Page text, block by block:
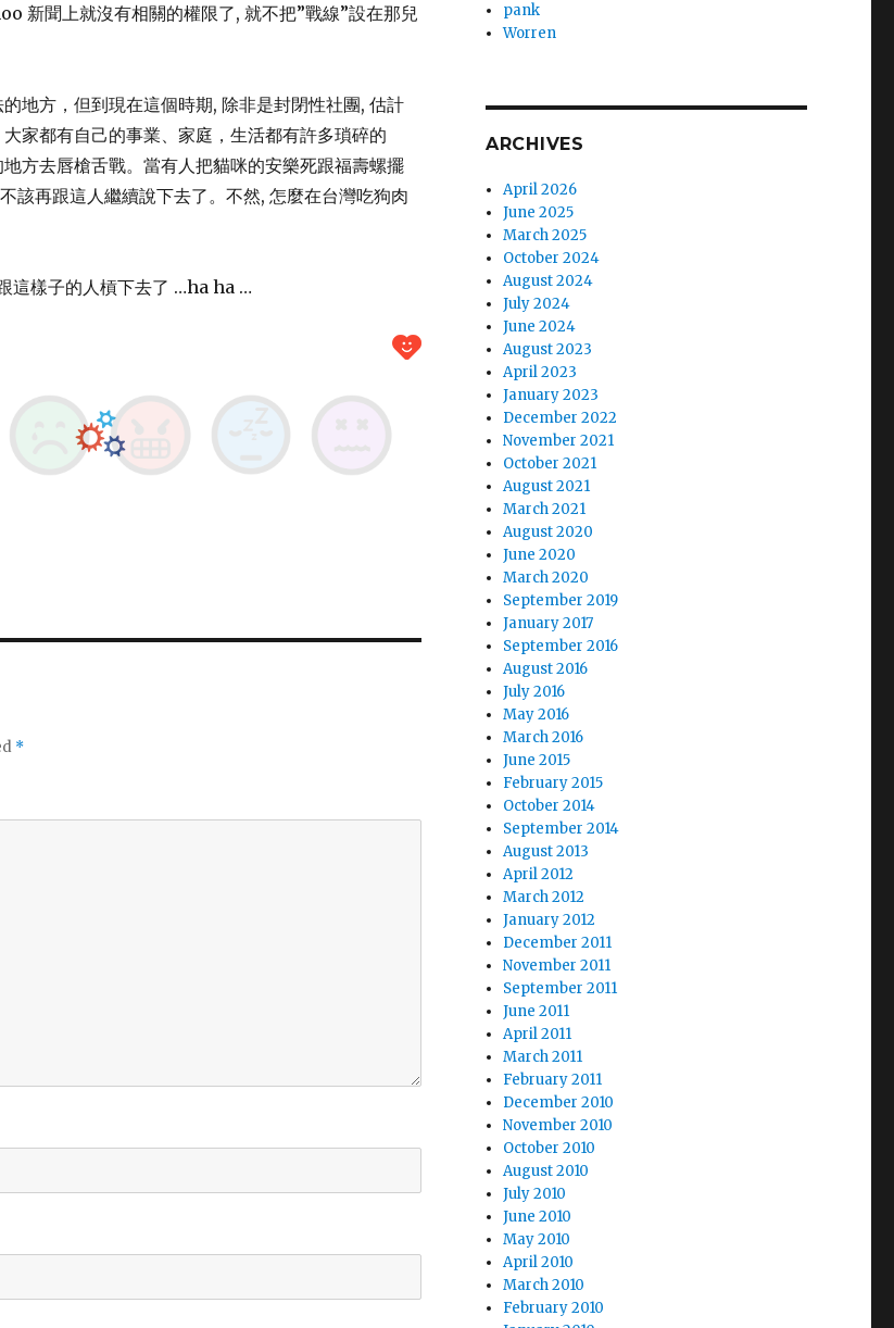
新聞上就沒有相關的權限了, 就不把”戰線”設在那兒
地方，但到現在這個時期, 除非是封閉性社團, 估計
家都有自己的事業、家庭，生活都有許多瑣碎的
方去唇槍舌戰。當有人把貓咪的安樂死跟福壽螺擺
該再跟這人繼續說下去了。不然, 怎麼在台灣吃狗肉
這樣子的人槓下去了 …ha ha …
*
pank
Worren
ARCHIVES
April 2026
June 2025
March 2025
October 2024
August 2024
July 2024
June 2024
August 2023
April 2023
January 2023
December 2022
November 2021
October 2021
August 2021
March 2021
August 2020
June 2020
March 2020
September 2019
January 2017
September 2016
August 2016
July 2016
May 2016
March 2016
June 2015
February 2015
October 2014
September 2014
August 2013
April 2012
March 2012
January 2012
December 2011
November 2011
September 2011
June 2011
April 2011
March 2011
February 2011
December 2010
November 2010
October 2010
August 2010
July 2010
June 2010
May 2010
April 2010
March 2010
February 2010